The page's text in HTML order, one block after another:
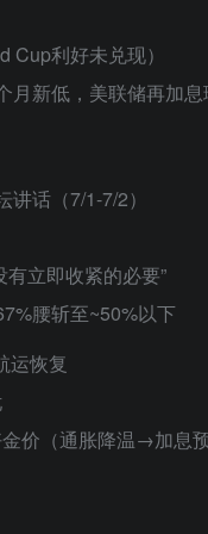
Cup利好未兑现）
新低，美联储再加息
话（7/1-7/2）
立即收紧的必要”
腰斩至~50%以下
运恢复
价（通胀降温→加息预